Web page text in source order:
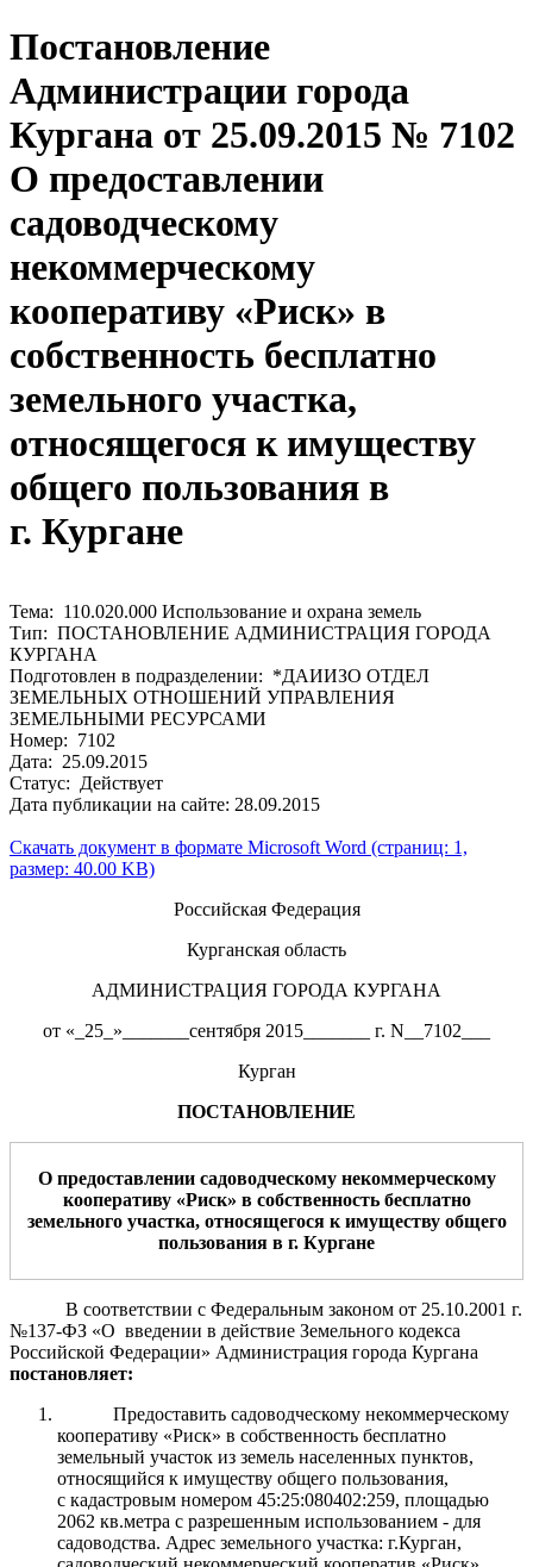
Постановление
Администрации города
Кургана от 25.09.2015 № 7102
О предоставлении
садоводческому
некоммерческому
кооперативу «Риск» в
собственность бесплатно
земельного участка,
относящегося к имуществу
общего пользования в
г. Кургане
Тема: 110.020.000 Использование и охрана земель
Тип: ПОСТАНОВЛЕНИЕ АДМИНИСТРАЦИЯ ГОРОДА
КУРГАНА
Подготовлен в подразделении: *ДАИИЗО ОТДЕЛ
ЗЕМЕЛЬНЫХ ОТНОШЕНИЙ УПРАВЛЕНИЯ
ЗЕМЕЛЬНЫМИ РЕСУРСАМИ
Номер: 7102
Дата: 25.09.2015
Статус: Действует
Дата публикации на сайте: 28.09.2015
Скачать документ в формате Microsoft Word (страниц: 1,
размер: 40.00 KB)
Российская Федерация
Курганская область
АДМИНИСТРАЦИЯ ГОРОДА КУРГАНА
от «_25_»_______сентября 2015_______ г. N__7102___
Курган
ПОСТАНОВЛЕНИЕ
О предоставлении садоводческому некоммерческому
кооперативу«Риск» в собственность бесплатно
земельного участка, относящегося к имуществу общего
пользования в г. Кургане
В соответствии с Федеральным законом от 25.10.2001 г.
№137-ФЗ «О введении в действие Земельного кодекса
Российской Федерации» Администрация города Кургана
постановляет:
Предоставить садоводческому некоммерческому
кооперативу «Риск» в собственность бесплатно
земельный участок из земель населенных пунктов,
относящийся к имуществу общего пользования,
с кадастровым номером 45:25:080402:259, площадью
2062 кв.метра с разрешенным использованием - для
садоводства. Адрес земельного участка: г.Курган,